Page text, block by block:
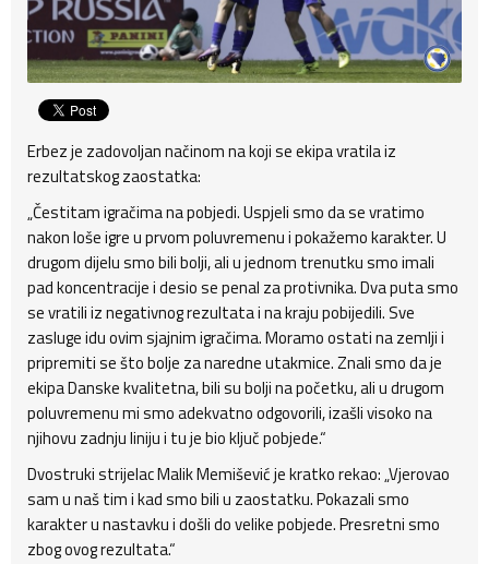
Erbez je zadovoljan načinom na koji se ekipa vratila iz
rezultatskog zaostatka:
„Čestitam igračima na pobjedi. Uspjeli smo da se vratimo
nakon loše igre u prvom poluvremenu i pokažemo karakter. U
drugom dijelu smo bili bolji, ali u jednom trenutku smo imali
pad koncentracije i desio se penal za protivnika. Dva puta smo
se vratili iz negativnog rezultata i na kraju pobijedili. Sve
zasluge idu ovim sjajnim igračima. Moramo ostati na zemlji i
pripremiti se što bolje za naredne utakmice. Znali smo da je
ekipa Danske kvalitetna, bili su bolji na početku, ali u drugom
poluvremenu mi smo adekvatno odgovorili, izašli visoko na
njihovu zadnju liniju i tu je bio ključ pobjede.“
Dvostruki strijelac Malik Memišević je kratko rekao: „Vjerovao
sam u naš tim i kad smo bili u zaostatku. Pokazali smo
karakter u nastavku i došli do velike pobjede. Presretni smo
zbog ovog rezultata.“